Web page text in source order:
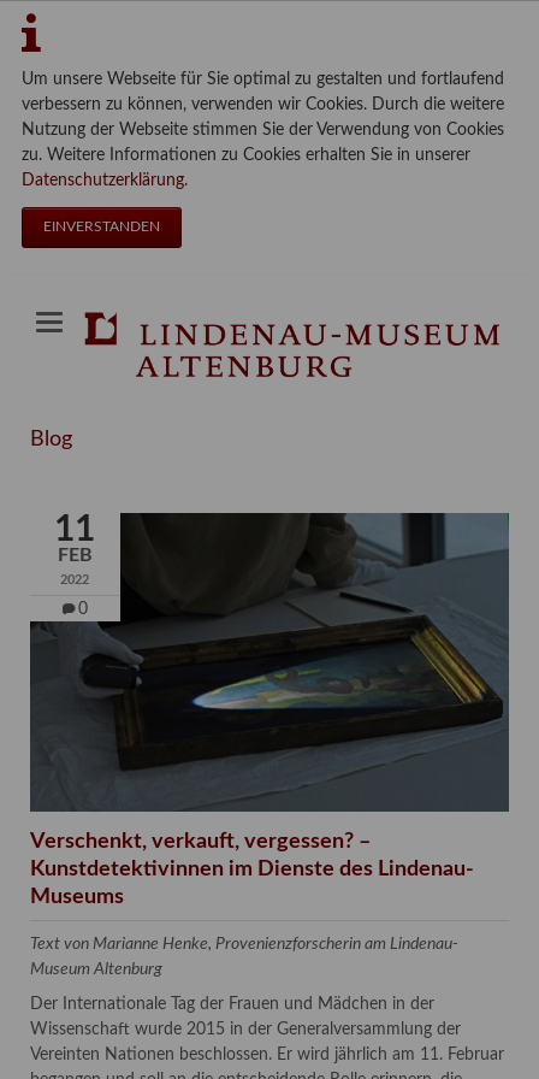
Um unsere Webseite für Sie optimal zu gestalten und fortlaufend
verbessern zu können, verwenden wir Cookies. Durch die weitere
Nutzung der Webseite stimmen Sie der Verwendung von Cookies
zu. Weitere Informationen zu Cookies erhalten Sie in unserer
Datenschutzerklärung.
EINVERSTANDEN
Blog
11
FEB
2022
0
Verschenkt, verkauft, vergessen? –
Kunstdetektivinnen im Dienste des Lindenau-
Museums
Text von Marianne Henke, Provenienzforscherin am Lindenau-
Museum Altenburg
Der Internationale Tag der Frauen und Mädchen in der
Wissenschaft wurde 2015 in der Generalversammlung der
Vereinten Nationen beschlossen. Er wird jährlich am 11. Februar